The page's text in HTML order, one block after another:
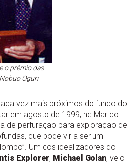
o prêmio das
Oguri
vez mais próximos do fundo do
em agosto de 1999, no Mar do
de perfuração para exploração de
que pode vir a ser um
Um dos idealizadores do
Explorer, Michael Golan, veio